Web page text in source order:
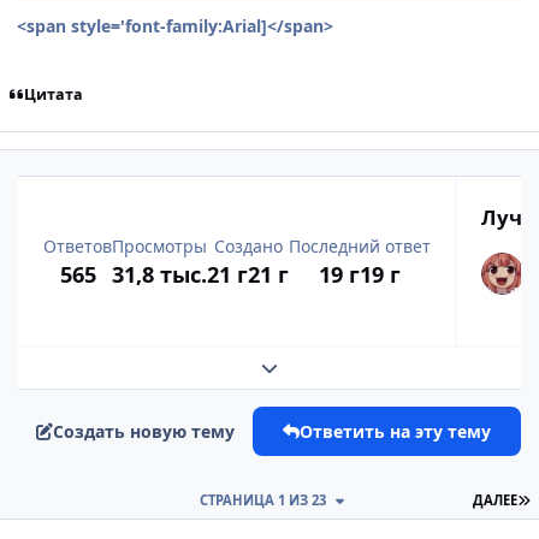
<span style='font-family:Arial]</span>
Цитата
Ответов
565
Просмотры
31,8 тыс.
Создано
21 г21 г
Последний ответ
19 г19 г
Развернуть обзор темы
Создать новую тему Ответить на эту тему
ДАЛЕЕ
СТРАНИЦА 1 ИЗ 23